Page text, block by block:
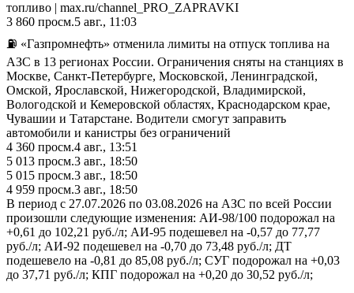
топливо | max.ru/channel_PRO_ZAPRAVKI
3 860 просм.5 авг., 11:03
⛽️ «Газпромнефть» отменила лимиты на отпуск топлива на
АЗС в 13 регионах России. Ограничения сняты на станциях в
Москве, Санкт-Петербурге, Московской, Ленинградской,
Омской, Ярославской, Нижегородской, Владимирской,
Вологодской и Кемеровской областях, Краснодарском крае,
Чувашии и Татарстане. Водители смогут заправить
автомобили и канистры без ограничений
4 360 просм.4 авг., 13:51
5 013 просм.3 авг., 18:50
5 015 просм.3 авг., 18:50
4 959 просм.3 авг., 18:50
В период с 27.07.2026 по 03.08.2026 на АЗС по всей России
произошли следующие изменения: АИ-98/100 подорожал на
+0,61 до 102,21 руб./л; АИ-95 подешевел на -0,57 до 77,77
руб./л; АИ-92 подешевел на -0,70 до 73,48 руб./л; ДТ
подешевело на -0,81 до 85,08 руб./л; СУГ подорожал на +0,03
до 37,71 руб./л; КПГ подорожал на +0,20 до 30,52 руб./л;